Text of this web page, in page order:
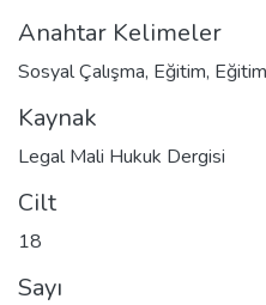
Anahtar Kelimeler
Sosyal Çalışma, Eğitim,
Kaynak
Legal Mali Hukuk Dergisi
Cilt
18
Sayı